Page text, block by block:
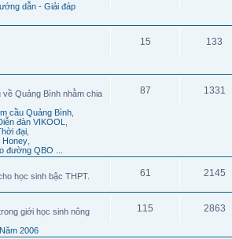
dẫn - Giải đáp
15 133
Quảng Bình nhằm chia
cầu Quảng Bình
đàn VIKOOL
đại
Honey
đường QBO ...
87 1331
học sinh bậc THPT.
61 2145
giới học sinh nông
2006
115 2863